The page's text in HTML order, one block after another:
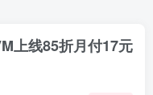
上线85折月付17元